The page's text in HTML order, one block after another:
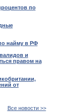
по
найму в РФ
и
правом на
от
Все новости >>